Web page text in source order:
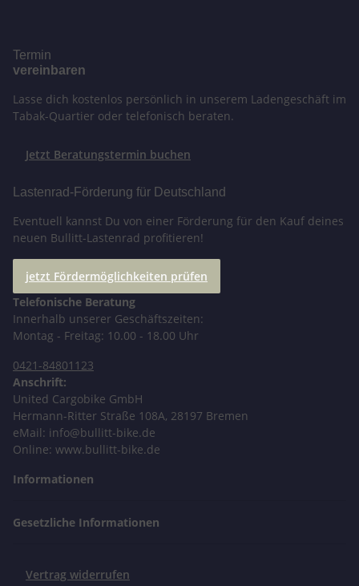
Termin
vereinbaren
Lasse dich kostenlos persönlich in unserem Ladengeschäft im
Tabak-Quartier oder telefonisch beraten.
Jetzt Beratungstermin buchen
Lastenrad-Förderung für Deutschland
Eventuell kannst Du von einer Förderung für den Kauf deines
neuen Bullitt-Lastenrad profitieren!
jetzt Fördermöglichkeiten prüfen
Telefonische Beratung
Innerhalb unserer Geschäftszeiten:
Montag - Freitag: 10.00 - 18.00 Uhr
0421-84801123
Anschrift:
United Cargobike GmbH
Hermann-Ritter Straße 108A, 28197 Bremen
eMail: info@bullitt-bike.de
Online: www.bullitt-bike.de
Informationen
Gesetzliche Informationen
Vertrag widerrufen